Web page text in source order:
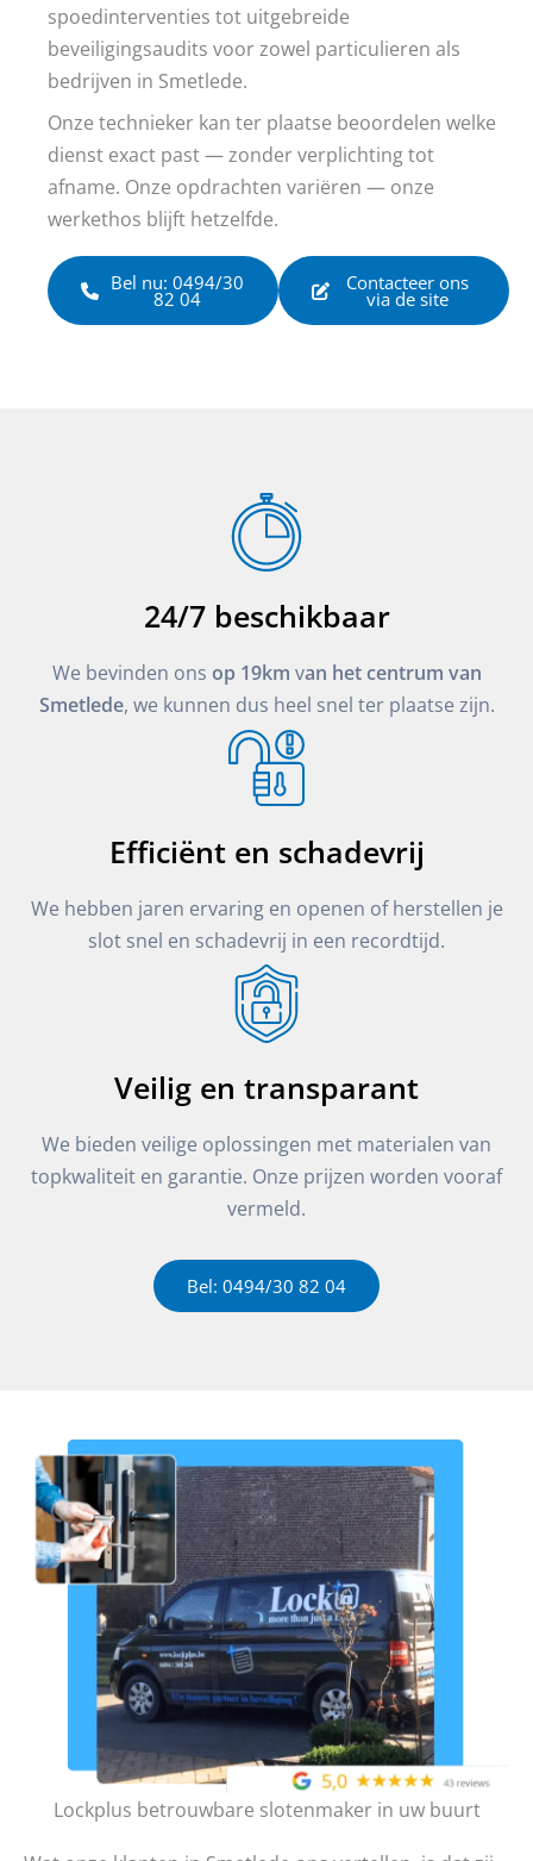
spoedinterventies tot uitgebreide
beveiligingsaudits voor zowel particulieren als
bedrijven in Smetlede.
Onze technieker kan ter plaatse beoordelen welke
dienst exact past — zonder verplichting tot
afname. Onze opdrachten variëren — onze
werkethos blijft hetzelfde.
Bel nu: 0494/30
82 04
Contacteer ons
via de site
24/7 beschikbaar
We bevinden ons op 19km van het centrum van
Smetlede, we kunnen dus heel snel ter plaatse zijn.
Efficiënt en schadevrij
We hebben jaren ervaring en openen of herstellen je
slot snel en schadevrij in een recordtijd.
Veilig en transparant
We bieden veilige oplossingen met materialen van
topkwaliteit en garantie. Onze prijzen worden vooraf
vermeld.
Bel: 0494/30 82 04
Lockplus betrouwbare slotenmaker in uw buurt